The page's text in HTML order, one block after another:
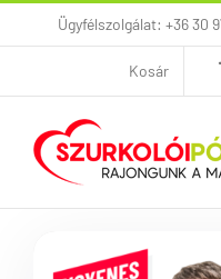
KihagyásÜgyfélszolgálat: +36 30
Kosár